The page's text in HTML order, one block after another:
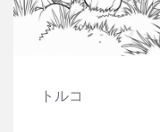
トルコ